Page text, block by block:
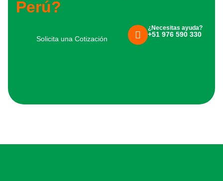
Perú?
Solicita una Cotización
¿Necesitas ayuda?
+51 976 590 330